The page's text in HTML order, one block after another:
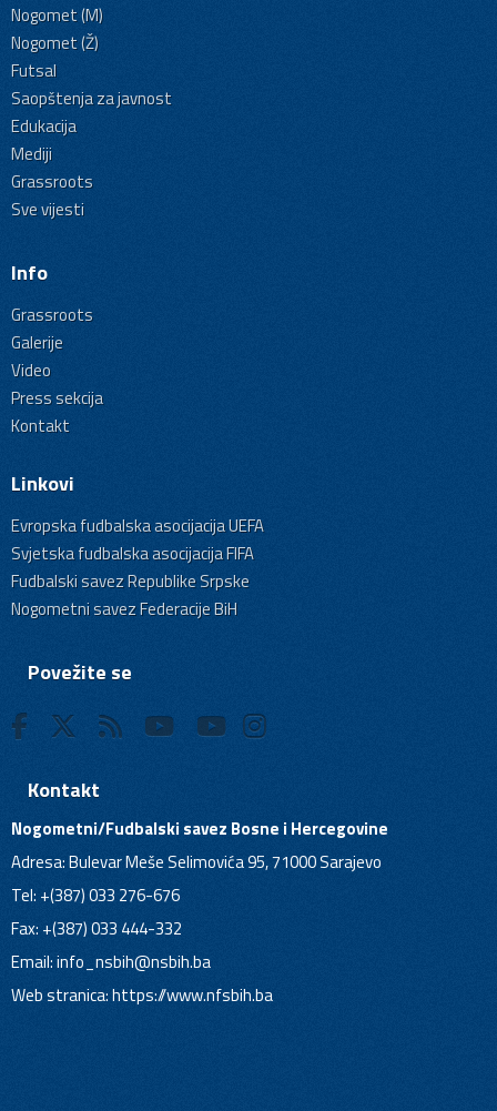
Nogomet (M)
Nogomet (Ž)
Futsal
Saopštenja za javnost
Edukacija
Mediji
Grassroots
Sve vijesti
Info
Grassroots
Galerije
Video
Press sekcija
Kontakt
Linkovi
Evropska fudbalska asocijacija UEFA
Svjetska fudbalska asocijacija FIFA
Fudbalski savez Republike Srpske
Nogometni savez Federacije BiH
Povežite se
Kontakt
Nogometni/Fudbalski savez Bosne i Hercegovine
Adresa: Bulevar Meše Selimovića 95, 71000 Sarajevo
Tel: +(387) 033 276-676
Fax: +(387) 033 444-332
Email:info_nsbih@nsbih.ba
Web stranica: https://www.nfsbih.ba